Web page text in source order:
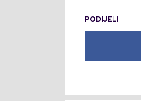
PODIJELI